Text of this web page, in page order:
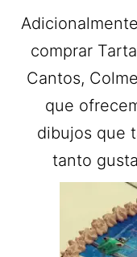
comprar
Cantos,
que
dibujos que
tanto